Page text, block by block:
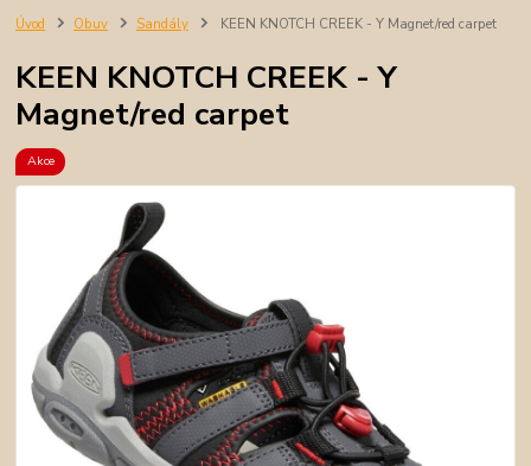
Úvod Obuv Sandály KEEN KNOTCH CREEK - Y Magnet/red carpet
KEEN KNOTCH CREEK - Y
Magnet/red carpet
Akce